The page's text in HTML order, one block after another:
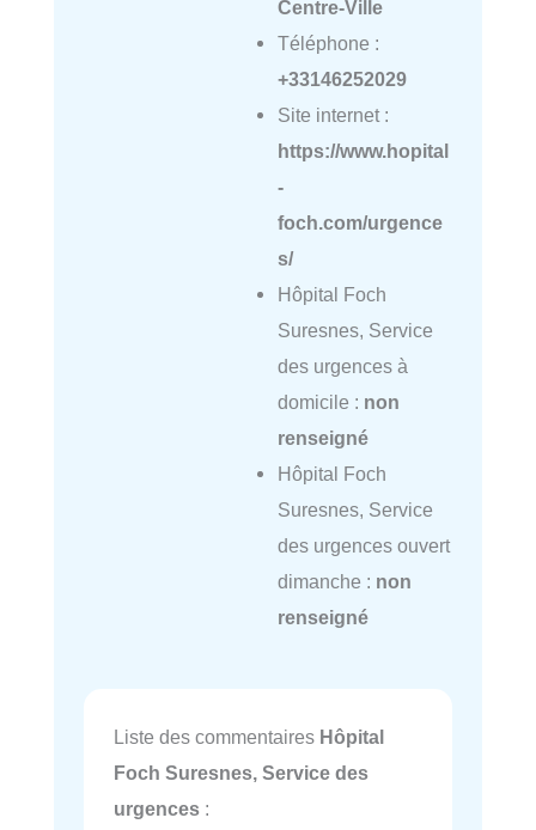
Centre-Ville
Téléphone :
+33146252029
Site internet :
https://www.hopital
-
foch.com/urgence
s/
Hôpital Foch
Suresnes, Service
des urgences à
domicile : non
renseigné
Hôpital Foch
Suresnes, Service
des urgences ouvert
dimanche : non
renseigné
Liste des commentaires Hôpital
Foch Suresnes, Service des
urgences :